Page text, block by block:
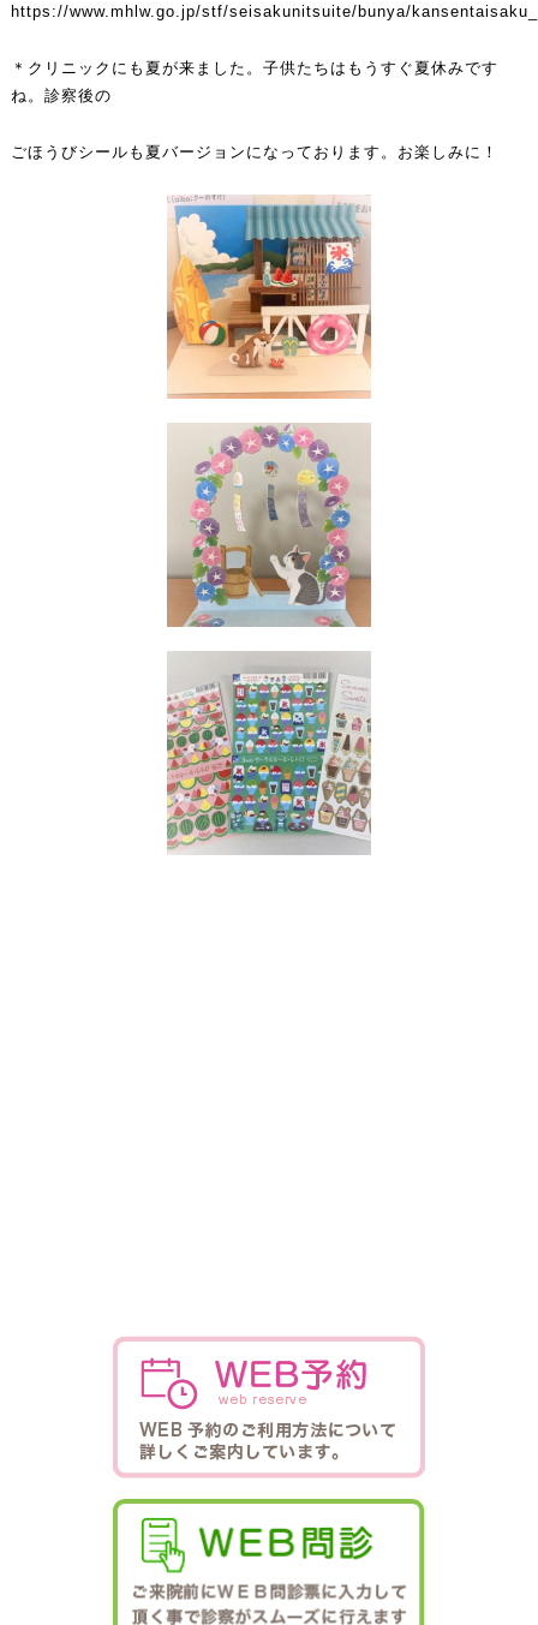
https://www.mhlw.go.jp/stf/seisakunitsuite/bunya/
＊クリニックにも夏が来ました。子供たちはもうすぐ夏休みです
ね。診察後の
ごほうびシールも夏バージョンになっております。お楽しみに！